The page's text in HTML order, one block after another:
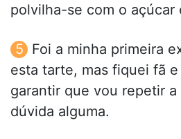
polvilha-se com o açúcar
Foi a minha primeira
esta tarte, mas fiquei fã
garantir que vou repetir a
dúvida alguma.